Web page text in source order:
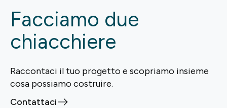
Facciamo due
chiacchiere
Raccontaci il tuo progetto e scopriamo insieme
cosa possiamo costruire.
Contattaci